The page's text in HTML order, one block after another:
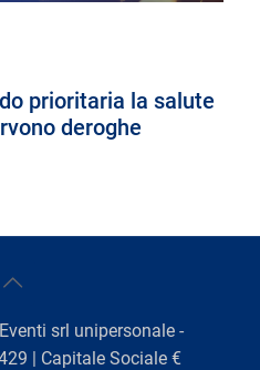
prioritaria la salute
deroghe
srl unipersonale -
| Capitale Sociale €